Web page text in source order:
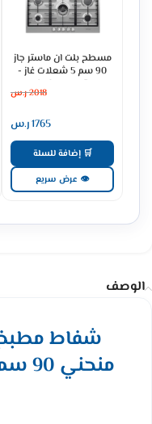
مسطح بلت ان ماستر جاز
90 سم 5 شعلات غاز -
ستيل H95GLFX
2018ر.س
1765ر.س
🛒 إضافة للسلة
👁 عرض سريع
الوصف
شفاط مطبخ
منحني 90 سم – ستيل KLG-803C